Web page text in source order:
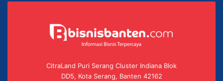
CitraLand Puri Serang Cluster Indiana Blok
DD5, Kota Serang, Banten 42162